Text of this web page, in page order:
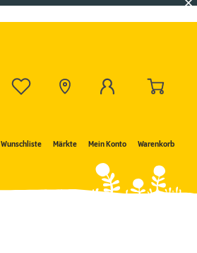
Wunschliste Märkte Mein Konto Warenkorb